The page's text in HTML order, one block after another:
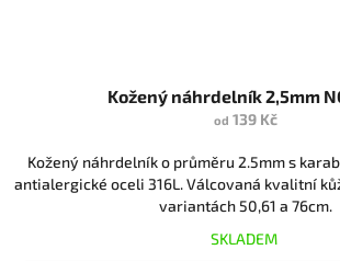
Kožený náhrdelník 2,5mm
od 139 Kč
Kožený náhrdelník o průměru 2.5mm s
antialergické oceli 316L. Válcovaná kvalitní
variantách 50,61 a 76cm.
SKLADEM